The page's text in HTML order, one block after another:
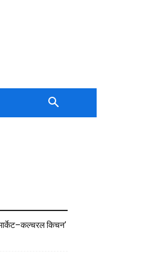
किचन’